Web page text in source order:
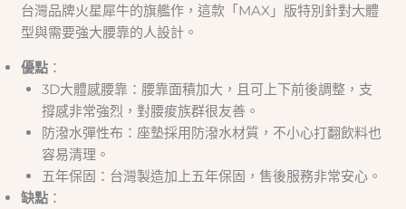
台灣品牌火星犀牛的旗艦作，這款「MAX」版特別針對大體
型與需要強大腰靠的人設計。
優點 ：
3D大體感腰靠：腰靠面積加大，且可上下前後調整，支
撐感非常強烈，對腰痠族群很友善。
防潑水彈性布：座墊採用防潑水材質，不小心打翻飲料也
容易清理。
五年保固：台灣製造加上五年保固，售後服務非常安心。
缺點 ：